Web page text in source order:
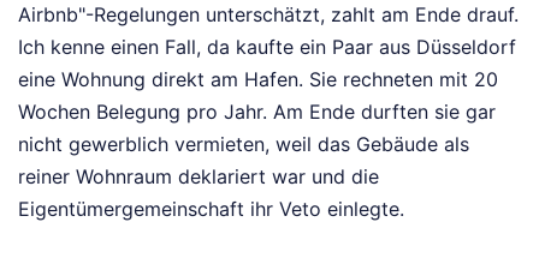
Airbnb"-Regelungen unterschätzt, zahlt am Ende drauf.
Ich kenne einen Fall, da kaufte ein Paar aus Düsseldorf
eine Wohnung direkt am Hafen. Sie rechneten mit 20
Wochen Belegung pro Jahr. Am Ende durften sie gar
nicht gewerblich vermieten, weil das Gebäude als
reiner Wohnraum deklariert war und die
Eigentümergemeinschaft ihr Veto einlegte.